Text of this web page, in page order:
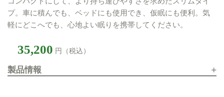
プ。車に積んでも、ベッドにも使用でき、仮眠にも便利。気
軽にどこへでも、心地よい眠りを携帯してください。
35,200 円（税込）
製品情報 +